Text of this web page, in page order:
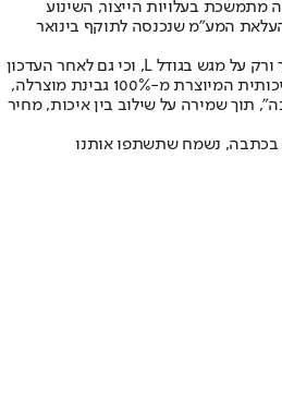
מתמשכת בעלויות הייצור, השינוע
המע"מ שנכנסה לתוקף בינואר
עוד ציינו כי ההתייקרות חלה אך ורק על מגש בגודל L, וכי גם לאחר העדכון
ממשיכה הרשת להציע "פיצה איכותית המיוצרת מ-100% גבינת מוצרלה,
תוך שמירה על שילוב בין איכות, מחיר
בכתבה, נשמח שתשתפו אותנו